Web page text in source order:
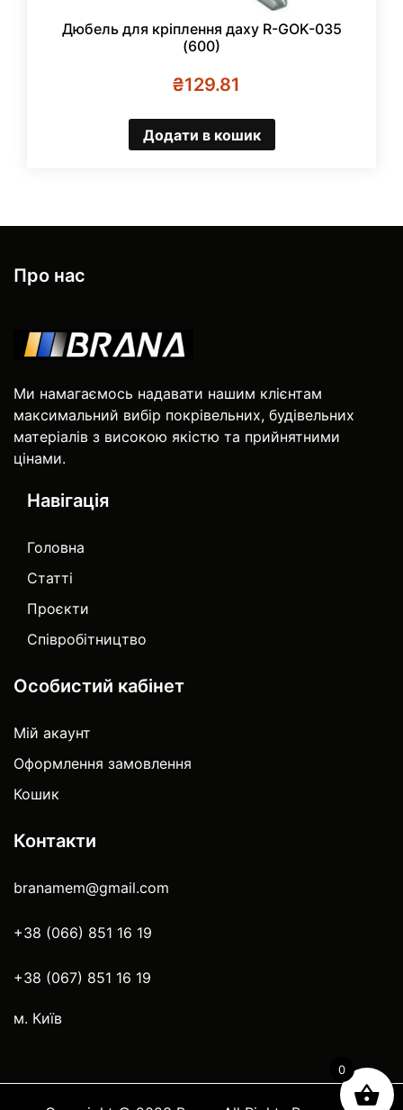
Дюбель для кріплення даху R-GOK-035
(600)
₴129.81
Додати в кошик
Про нас
Ми намагаємось надавати нашим клієнтам
максимальний вибір покрівельних, будівельних
матеріалів з високою якістю та прийнятними
цінами.
Навігація
Головна
Статті
Проєкти
Співробітництво
Особистий кабінет
Мій акаунт
Оформлення замовлення
Кошик
Контакти
branamem@gmail.com
+38 (066) 851 16 19
+38 (067) 851 16 19
м. Київ
0